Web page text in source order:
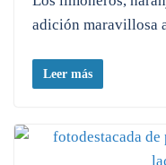
adición maravillosa
Leer más